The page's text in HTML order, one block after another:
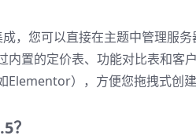
，您可以直接在主题中管理服
内置的定价表、功能对比表和客
），方便您拖拽式创建
？